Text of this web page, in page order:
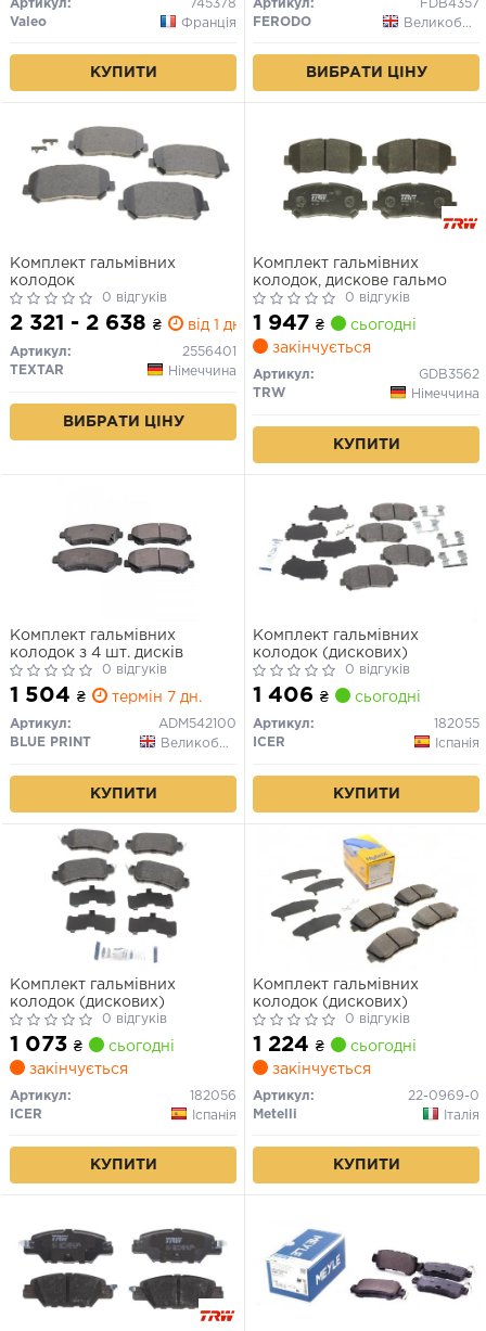
Артикул:
745378
Valeo
Франція
КУПИТИ
Артикул:
FDB4357
FERODO
Великобританія
ВИБРАТИ ЦІНУ
Комплект гальмівних
колодок
0 відгуків
2 321 - 2 638 ₴ від 1 дн.
Артикул:
2556401
TEXTAR
Німеччина
ВИБРАТИ ЦІНУ
Комплект гальмівних
колодок, дискове гальмо
0 відгуків
1 947 ₴
сьогодні
закінчується
Артикул:
GDB3562
TRW
Німеччина
КУПИТИ
Комплект гальмівних
колодок з 4 шт. дисків
0 відгуків
1 504 ₴ термін 7 дн.
Артикул:
ADM542100
BLUE PRINT
Великобританія
КУПИТИ
Комплект гальмівних
колодок (дискових)
0 відгуків
1 406 ₴ сьогодні
Артикул:
182055
ICER
Іспанія
КУПИТИ
Комплект гальмівних
колодок (дискових)
0 відгуків
1 073 ₴
сьогодні
закінчується
Артикул:
182056
ICER
Іспанія
КУПИТИ
Комплект гальмівних
колодок (дискових)
0 відгуків
1 224 ₴
сьогодні
закінчується
Артикул:
22-0969-0
Metelli
Італія
КУПИТИ